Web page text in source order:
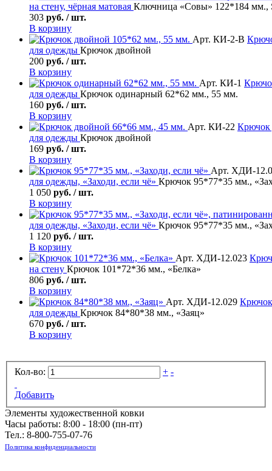
на стену, чёрная матовая Ключница «Совы» 122*184 мм.,
303 руб. / шт.
В корзину
Арт. КИ-2-В
для одежды Крючок двойной
200 руб. / шт.
В корзину
Арт. КИ-1
для одежды Крючок одинарный 62*62 мм., 55 мм.
160 руб. / шт.
В корзину
Арт. КИ-22 Крючок
для одежды Крючок двойной
169 руб. / шт.
В корзину
Арт. ХДИ-
для одежды, «Заходи, если чё» Крючок 95*77*35 мм.,
1 050 руб. / шт.
В корзину
для одежды, «Заходи, если чё» Крючок 95*77*35 мм.,
1 120 руб. / шт.
В корзину
Арт. ХДИ-12.023
на стену Крючок 101*72*36 мм., «Белка»
806 руб. / шт.
В корзину
Арт. ХДИ-12.029
для одежды Крючок 84*80*38 мм., «Заяц»
670 руб. / шт.
В корзину
Кол-во: + -
Добавить
Элементы художественной ковки
Часы работы: 8:00 - 18:00 (пн-пт)
Тел.: 8-800-755-07-76
Политика конфиденциальности